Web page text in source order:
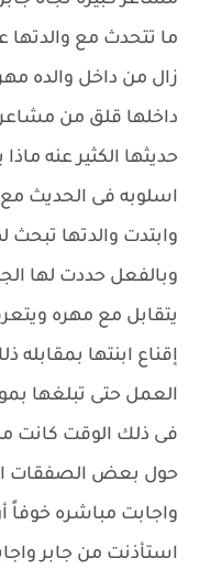
ما تتحدث مع والدتها
زال من داخل والده
داخلها قلق من مشاعر
حديثها الكثير عنه
اسلوبه فى الحديث مع
وابتدت والدتها تبحث
وبالفعل حددت لها
يتقابل مع مهره
إقناع ابنتها
العمل حتى تبلغها
فى ذلك الوقت كانت
حول بعض الصفقات
واجابت مباشره خوفاً
استأذنت من جابر